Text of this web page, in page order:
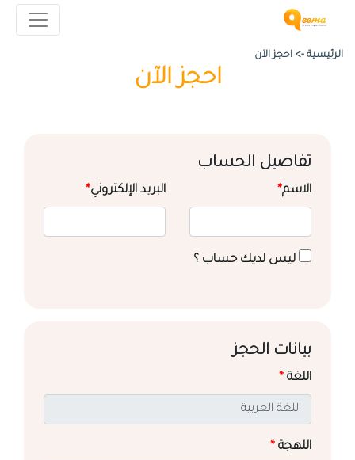
الرئيسية -> احجز الآن
احجز الآن
تفاصيل الحساب
الاسم* البريد الإلكتروني*
ليس لديك حساب ؟
بيانات الحجز
اللغة *
اللهجة *